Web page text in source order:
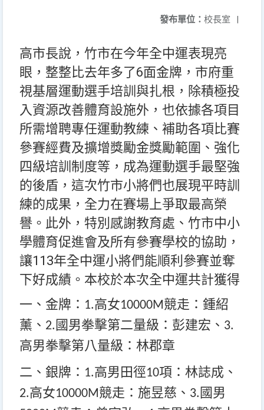
發布單位： 校長室 |
高市長說，竹市在今年全中運表現亮
眼，整整比去年多了6面金牌，市府重
視基層運動選手培訓與扎根，除積極投
入資源改善體育設施外，也依據各項目
所需增聘專任運動教練、補助各項比賽
參賽經費及擴增獎勵金獎勵範圍、強化
四級培訓制度等，成為運動選手最堅強
的後盾，這次竹市小將們也展現平時訓
練的成果，全力在賽場上爭取最高榮
譽。此外，特別感謝教育處、竹市中小
學體育促進會及所有參賽學校的協助，
讓113年全中運小將們能順利參賽並奪
下好成績。本校於本次全中運共計獲得
一、金牌： 1.高女10000M競走：鍾紹
薰、 2. 國男拳擊第二量級：彭建宏、 3.
高男拳擊第八量級：林郡章
二、銀牌： 1.高男田徑10項：林誌成、
2.高女10000M競走：施昱慈、 3. 國男